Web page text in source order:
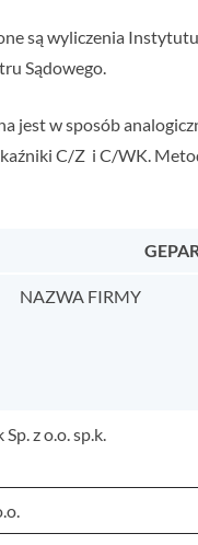
są wyliczenia
Sądowego.
jest w sposób
C/Z i C/WK.
NAZWA FIRMY
z o.o. sp.k.